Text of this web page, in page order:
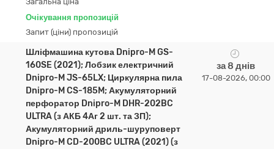
Очікування пропозицій
Запит (ціни) пропозицій
Шліфмашина кутова Dnipro-M GS-
160SE (2021); Лобзик електричний
Dnipro-M JS-65LX; Циркулярна пила
Dnipro-M CS-185M; Акумуляторний
перфоратор Dnipro-M DHR-202BC
ULTRA (з АКБ 4Аг 2 шт. та ЗП);
Акумуляторний дриль-шуруповерт
Dnipro-M CD-200BC ULTRA (2021) (з
за 8 днів
17-08-2026, 00:00